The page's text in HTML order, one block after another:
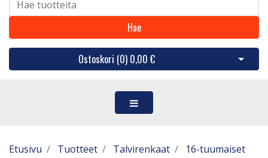
Hae
Ostoskori (0) 0,00 € Avaa
Etusivu Tuotteet Talvirenkaat
16-tuumaiset